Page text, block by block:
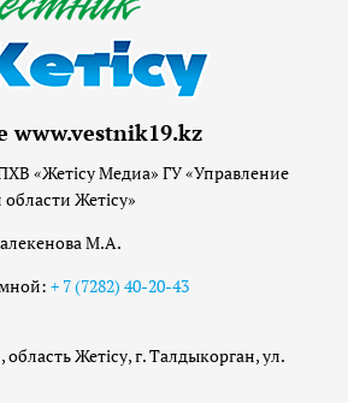
www.vestnik19.kz
«Жетісу Медиа» ГУ «Управление
Жетісу»
М.А.
+ 7 (7282) 40-20-43
Жетісу, г. Талдыкорган, ул.